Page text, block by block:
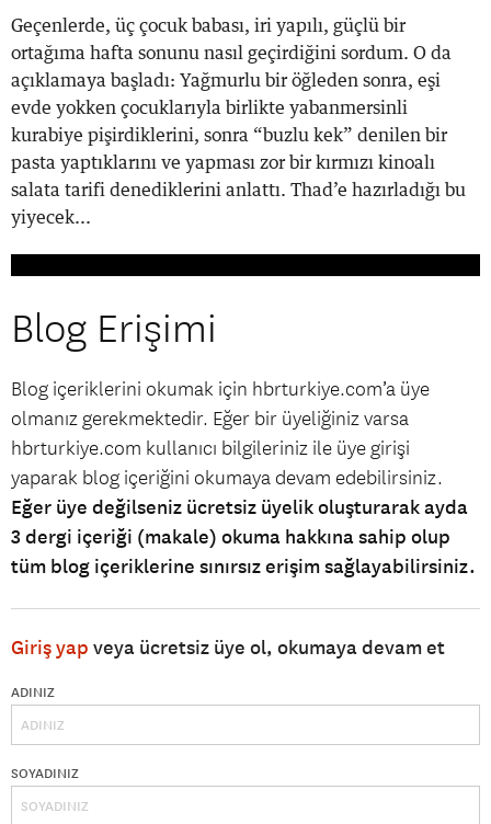
Geçenlerde, üç çocuk babası, iri yapılı, güçlü bir
ortağıma hafta sonunu nasıl geçirdiğini sordum. O da
açıklamaya başladı: Yağmurlu bir öğleden sonra, eşi
evde yokken çocuklarıyla birlikte yabanmersinli
kurabiye pişirdiklerini, sonra “buzlu kek” denilen bir
pasta yaptıklarını ve yapması zor bir kırmızı kinoalı
salata tarifi denediklerini anlattı. Thad’e hazırladığı bu
yiyecek...
Blog Erişimi
Blog içeriklerini okumak için hbrturkiye.com’a üye
olmanız gerekmektedir. Eğer bir üyeliğiniz varsa
hbrturkiye.com kullanıcı bilgileriniz ile üye girişi
yaparak blog içeriğini okumaya devam edebilirsiniz.
Eğer üye değilseniz ücretsiz üyelik oluşturarak ayda
3 dergi içeriği (makale) okuma hakkına sahip olup
tüm blog içeriklerine sınırsız erişim sağlayabilirsiniz.
Giriş yap veya ücretsiz üye ol, okumaya devam et
ADINIZ
SOYADINIZ